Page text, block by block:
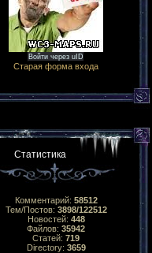
Войти через uID
Старая форма входа
Статистика
Комментарий: 58512
Тем/Постов: 3898/122512
Новостей: 448
Файлов: 35942
Статей: 719
Directory: 3659